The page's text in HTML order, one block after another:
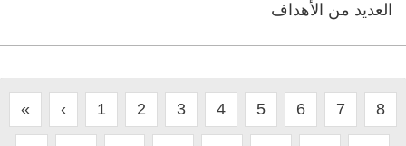
العديد من الأهداف
« ‹ 1 2 3 4 5 6 7 8